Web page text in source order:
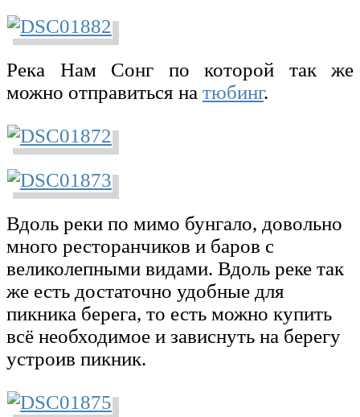
Река Нам Сонг по которой так же
можно отправиться на тюбинг.
Вдоль реки по мимо бунгало, довольно
много ресторанчиков и баров с
великолепными видами. Вдоль реке так
же есть достаточно удобные для
пикника берега, то есть можно купить
всё необходимое и зависнуть на берегу
устроив пикник.